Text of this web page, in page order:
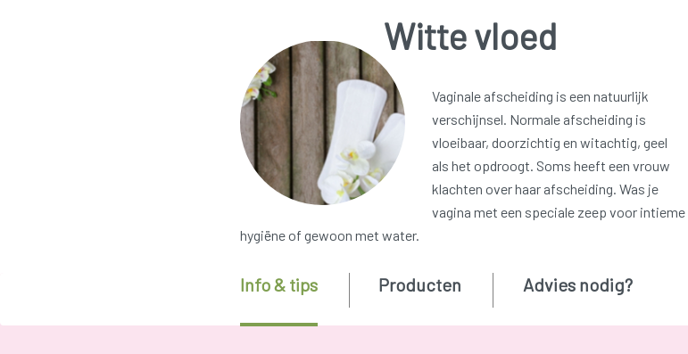
Witte vloed
Vaginale afscheiding is een natuurlijk
verschijnsel. Normale afscheiding is
vloeibaar, doorzichtig en witachtig, geel
als het opdroogt. Soms heeft een vrouw
klachten over haar afscheiding. Was je
vagina met een speciale zeep voor intieme
hygiëne of gewoon met water.
Info & tips Producten Advies nodig?